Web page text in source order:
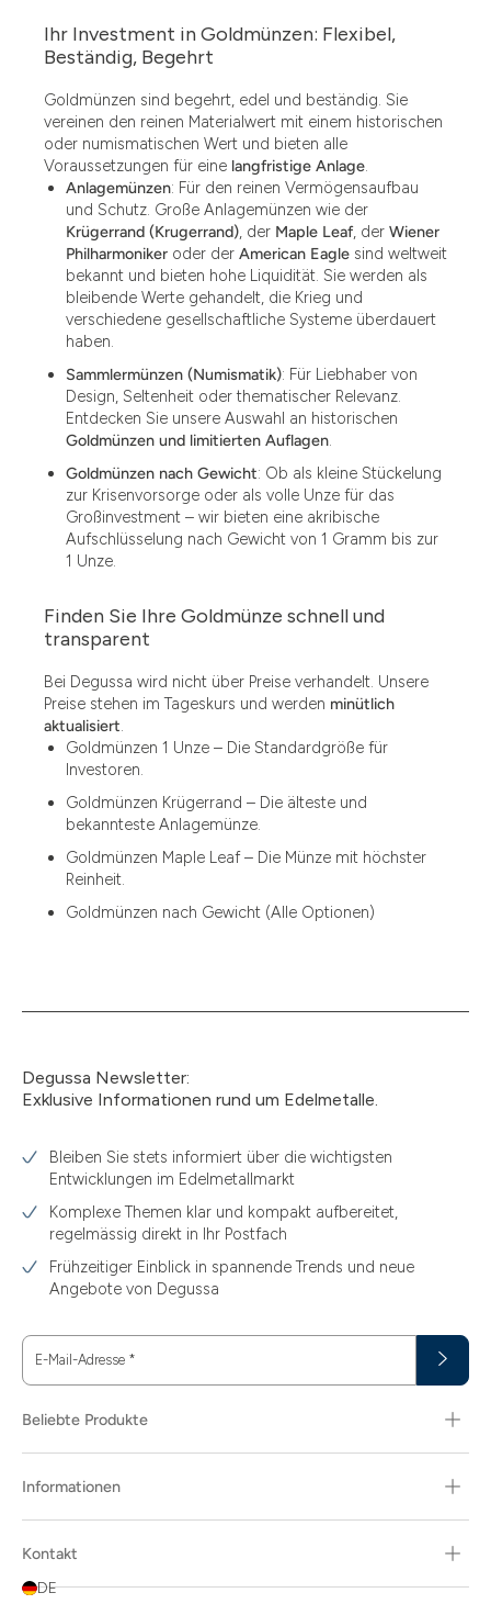
1.49
1.87
12.15
13.77
15.55
15.60
3.05
3.11
3.12
3.44
3.58
3.66
30
Ihr Investment in Goldmünzen: Flexibel,
Beständig, Begehrt
Goldmünzen sind begehrt, edel und beständig. Sie
vereinen den reinen Materialwert mit einem historischen
oder numismatischen Wert und bieten alle
Voraussetzungen für eine langfristige Anlage.
Anlagemünzen: Für den reinen Vermögensaufbau
und Schutz. Große Anlagemünzen wie der
Krügerrand (Krugerrand), der Maple Leaf, der Wiener
Philharmoniker oder der American Eagle sind weltweit
bekannt und bieten hohe Liquidität. Sie werden als
bleibende Werte gehandelt, die Krieg und
verschiedene gesellschaftliche Systeme überdauert
haben.
Sammlermünzen (Numismatik): Für Liebhaber von
Design, Seltenheit oder thematischer Relevanz.
Entdecken Sie unsere Auswahl an historischen
Goldmünzen und limitierten Auflagen.
Goldmünzen nach Gewicht: Ob als kleine Stückelung
zur Krisenvorsorge oder als volle Unze für das
Großinvestment – wir bieten eine akribische
Aufschlüsselung nach Gewicht von 1 Gramm bis zur
1 Unze.
Finden Sie Ihre Goldmünze schnell und
transparent
Bei Degussa wird nicht über Preise verhandelt. Unsere
Preise stehen im Tageskurs und werden minütlich
aktualisiert.
Goldmünzen 1 Unze – Die Standardgröße für
Investoren.
Goldmünzen Krügerrand – Die älteste und
bekannteste Anlagemünze.
Goldmünzen Maple Leaf – Die Münze mit höchster
Reinheit.
Goldmünzen nach Gewicht (Alle Optionen)
Degussa Newsletter:
Exklusive Informationen rund um Edelmetalle.
Bleiben Sie stets informiert über die wichtigsten
Entwicklungen im Edelmetallmarkt
Komplexe Themen klar und kompakt aufbereitet,
regelmässig direkt in Ihr Postfach
Frühzeitiger Einblick in spannende Trends und neue
Angebote von Degussa
E-Mail-Adresse *
Beliebte Produkte
Informationen
Kontakt
DE